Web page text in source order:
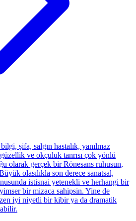
şifa, salgın hastalık, yanılmaz
ve okçuluk tanrısı çok yönlü
olarak gerçek bir Rönesans ruhusun,
olasılıkla son derece sanatsal,
istisnai yetenekli ve herhangi bir
bir mizaca sahipsin. Yine de
iyi niyetli bir kibir ya da dramatik